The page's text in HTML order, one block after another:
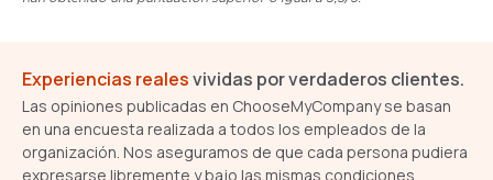
Experiencias realesvividas por verdaderos clientes.
Las opiniones publicadas en ChooseMyCompany se basan
en una encuesta realizada a todos los empleados de la
organización. Nos aseguramos de que cada persona pudiera
expresarse libremente y bajo las mismas condiciones.